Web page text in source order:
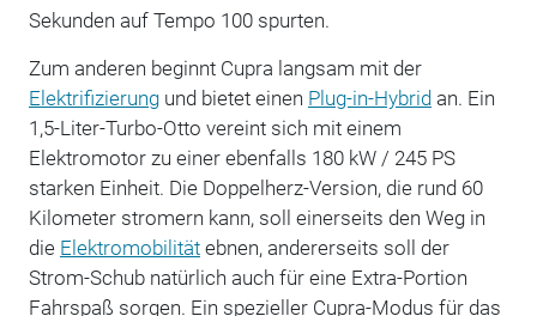
Sekunden auf Tempo 100 spurten.
Zum anderen beginnt Cupra langsam mit der
Elektrifizierungund bietet einen Plug-in-Hybridan. Ein
1,5-Liter-Turbo-Otto vereint sich mit einem
Elektromotor zu einer ebenfalls 180 kW / 245 PS
starken Einheit. Die Doppelherz-Version, die rund 60
Kilometer stromern kann, soll einerseits den Weg in
die Elektromobilitätebnen, andererseits soll der
Strom-Schub natürlich auch für eine Extra-Portion
Fahrspaß sorgen. Ein spezieller Cupra-Modus für das